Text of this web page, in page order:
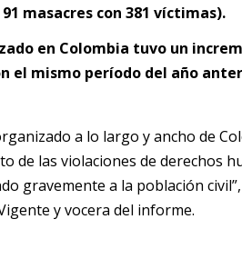
masacres con 381 víctimas).
en Colombia tuvo un
el mismo período del año
a lo largo y ancho de
de las violaciones de derechos
gravemente a la población civil”,
y vocera del informe.